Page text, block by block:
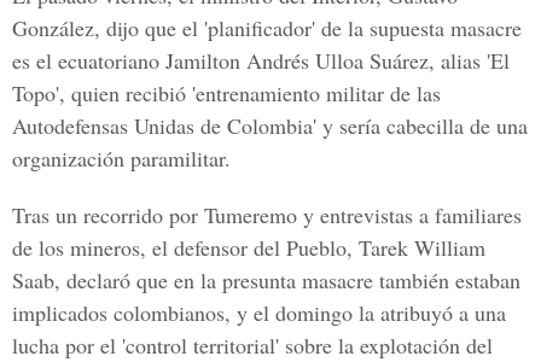
González, dijo que el 'planificador' de la supuesta masacre
es el ecuatoriano Jamilton Andrés Ulloa Suárez, alias 'El
Topo', quien recibió 'entrenamiento militar de las
Autodefensas Unidas de Colombia' y sería cabecilla de una
organización paramilitar.
Tras un recorrido por Tumeremo y entrevistas a familiares
de los mineros, el defensor del Pueblo, Tarek William
Saab, declaró que en la presunta masacre también estaban
implicados colombianos, y el domingo la atribuyó a una
lucha por el 'control territorial' sobre la explotación del